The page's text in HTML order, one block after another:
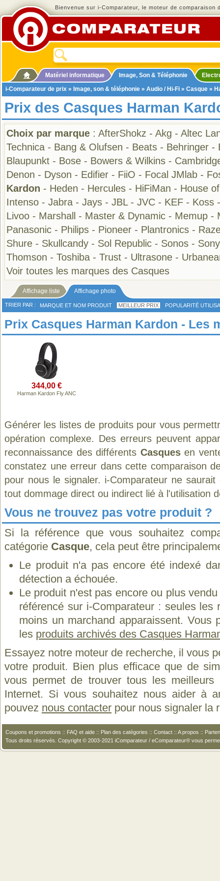
Bienvenue sur i-Comparateur, le moteur de comparaison
Matériel informatique Image, Son & Téléphonie
i-Comparateur de prix » Image, son & téléphonie » Audio / Hi-Fi » Casque »
Prix des Casques Harman
Choix par marque : AfterShokz - Akg - Altec
Technica - Bang & Olufsen - Beats - Behringer -
Blaupunkt - Bose - Bowers & Wilkins -
Denon - Dyson - Edifier - FiiO - Focal JMlab -
Kardon - Heden - Hercules - HiFiMan - House
Intenso - Jabra - Jays - JBL- JVC - KEF - Koss
Livoo - Marshall - Master & Dynamic - Memup -
Panasonic - Philips - Pioneer - Plantronics -
Shure - Skullcandy - Sol Republic - Sonos - Sony
Thomson - Toshiba - Trust - Ultrasone -
Voir toutes les marques des Casques
Affichage liste Affichage photo
TRIER PAR : MARQUE ET NOM PRODUIT MEILLEUR PRIX POPULARITÉ
Prix Casques Harman Kardon - Les
344,00 €
Harman Kardon Fly ANC
Générer les listes de produits pour vous
opération complexe. Des erreurs peuvent
reconnaissance des différents Casquesen
constatez une erreur dans cette comparaison
pour nous le signaler. i-Comparateur ne
tout dommage direct ou indirect lié à l'utilisation
Vous ne trouvez pas votre produit ?
Si la référence que vous souhaitez
catégorie Casque, cela peut être
Le produit n'a pas encore été indexé
détection a échouée.
Le produit n'est pas encore ou plus
référencé sur i-Comparateur : seules les
moins un marchand apparaissent. Vous
les produits archivés des Casques
Essayez notre moteur de recherche, il vous
votre produit. Bien plus efficace que de
vous permet de trouver tous les
Internet. Si vous souhaitez nous aider à
pouvez nous contacter pour nous signaler la
Coupons et promotions :: FAQ et aide :: Plan des catégories :: Contact :: A propos ::
Tous droits réservés. Copyright © 2003-2021 iComparateur / eComparateur® vous